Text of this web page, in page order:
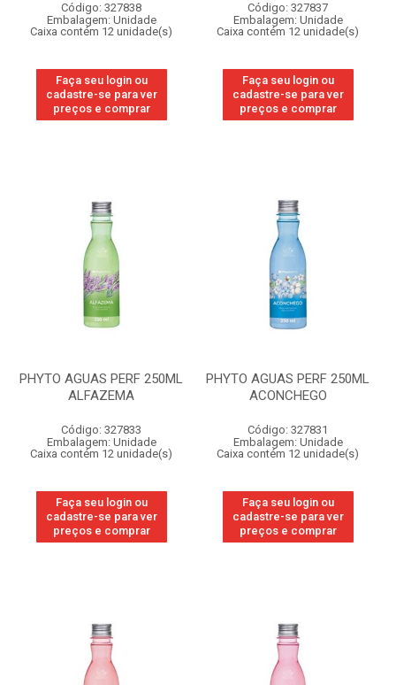
Código: 327838
Embalagem: Unidade
Caixa contém 12 unidade(s)
Faça seu login ou
cadastre-se para ver
preços e comprar
Código: 327837
Embalagem: Unidade
Caixa contém 12 unidade(s)
Faça seu login ou
cadastre-se para ver
preços e comprar
PHYTO AGUAS PERF 250ML
ALFAZEMA
Código: 327833
Embalagem: Unidade
Caixa contém 12 unidade(s)
Faça seu login ou
cadastre-se para ver
preços e comprar
PHYTO AGUAS PERF 250ML
ACONCHEGO
Código: 327831
Embalagem: Unidade
Caixa contém 12 unidade(s)
Faça seu login ou
cadastre-se para ver
preços e comprar